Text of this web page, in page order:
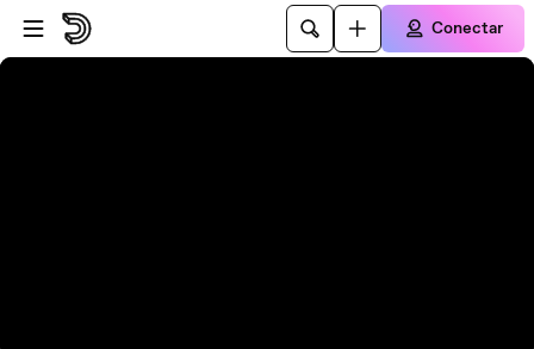
Pular para o player
Ir para o conteúdo principal
Conectar